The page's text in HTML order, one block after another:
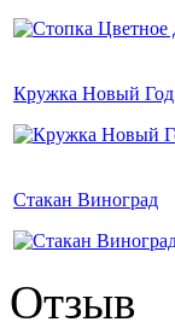
Кружка Новый Год
Стакан Виноград
Отзыв